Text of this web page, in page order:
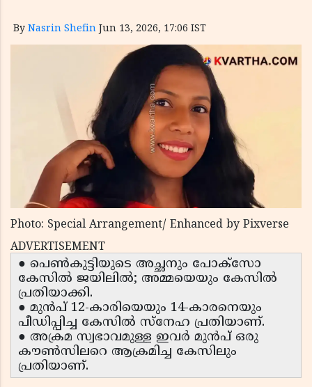
By Nasrin Shefin Jun 13, 2026, 17:06 IST
Photo: Special Arrangement/ Enhanced by Pixverse
ADVERTISEMENT
● പെൺകുട്ടിയുടെ അച്ഛനും പോക്സോ
കേസിൽ ജയിലിൽ; അമ്മയെയും കേസിൽ
പ്രതിയാക്കി.
● മുൻപ് 12-കാരിയെയും 14-കാരനെയും
പീഡിപ്പിച്ച കേസിൽ സ്നേഹ പ്രതിയാണ്.
● അക്രമ സ്വഭാവമുള്ള ഇവർ മുൻപ് ഒരു
കൗൺസിലറെ ആക്രമിച്ച കേസിലും
പ്രതിയാണ്.